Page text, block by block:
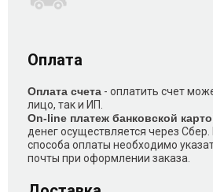
Оплата
Оплата счета - оплатить счет
лицо, так и ИП.
On-line платеж банковской
денег осуществляется через
способа оплаты необходимо
почты при оформлении заказа.